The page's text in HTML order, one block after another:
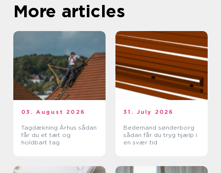
More articles
03. August 2026
Tagdækning Århus sådan
får du et tæt og
holdbart tag
31. July 2026
Bedemand sønderborg
sådan får du tryg hjælp i
en svær tid